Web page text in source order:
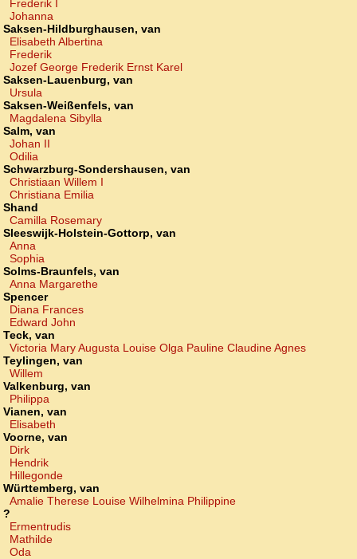
Frederik I
Johanna
Saksen-Hildburghausen, van
Elisabeth Albertina
Frederik
Jozef George Frederik Ernst Karel
Saksen-Lauenburg, van
Ursula
Saksen-Weißenfels, van
Magdalena Sibylla
Salm, van
Johan II
Odilia
Schwarzburg-Sondershausen, van
Christiaan Willem I
Christiana Emilia
Shand
Camilla Rosemary
Sleeswijk-Holstein-Gottorp, van
Anna
Sophia
Solms-Braunfels, van
Anna Margarethe
Spencer
Diana Frances
Edward John
Teck, van
Victoria Mary Augusta Louise Olga Pauline Claudine Agnes
Teylingen, van
Willem
Valkenburg, van
Philippa
Vianen, van
Elisabeth
Voorne, van
Dirk
Hendrik
Hillegonde
Württemberg, van
Amalie Therese Louise Wilhelmina Philippine
?
Ermentrudis
Mathilde
Oda